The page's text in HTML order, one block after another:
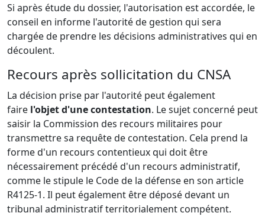
Si après étude du dossier, l'autorisation est accordée, le
conseil en informe l'autorité de gestion qui sera
chargée de prendre les décisions administratives qui en
découlent.
Recours après sollicitation du CNSA
La décision prise par l'autorité peut également
faire l'objet d'une contestation. Le sujet concerné peut
saisir la Commission des recours militaires pour
transmettre sa requête de contestation. Cela prend la
forme d'un recours contentieux qui doit être
nécessairement précédé d'un recours administratif,
comme le stipule le Code de la défense en son article
R4125-1. Il peut également être déposé devant un
tribunal administratif territorialement compétent.